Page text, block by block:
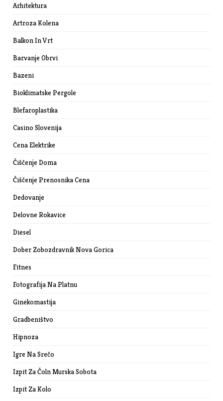
Arhitektura
Artroza Kolena
Balkon In Vrt
Barvanje Obrvi
Bazeni
Bioklimatske Pergole
Blefaroplastika
Casino Slovenija
Cena Elektrike
Čiščenje Doma
Čiščenje Prenosnika Cena
Dedovanje
Delovne Rokavice
Diesel
Dober Zobozdravnik Nova Gorica
Fitnes
Fotografija Na Platnu
Ginekomastija
Gradbeništvo
Hipnoza
Igre Na Srečo
Izpit Za Čoln Murska Sobota
Izpit Za Kolo